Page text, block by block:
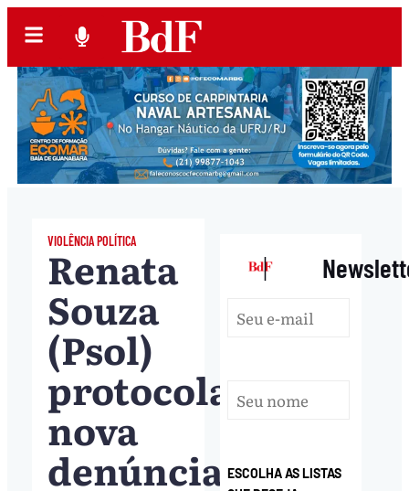
VIOLÊNCIA POLÍTICA
Renata
Souza
(Psol)
protocola
nova
denúncia
|
ESCOLHA AS LISTAS